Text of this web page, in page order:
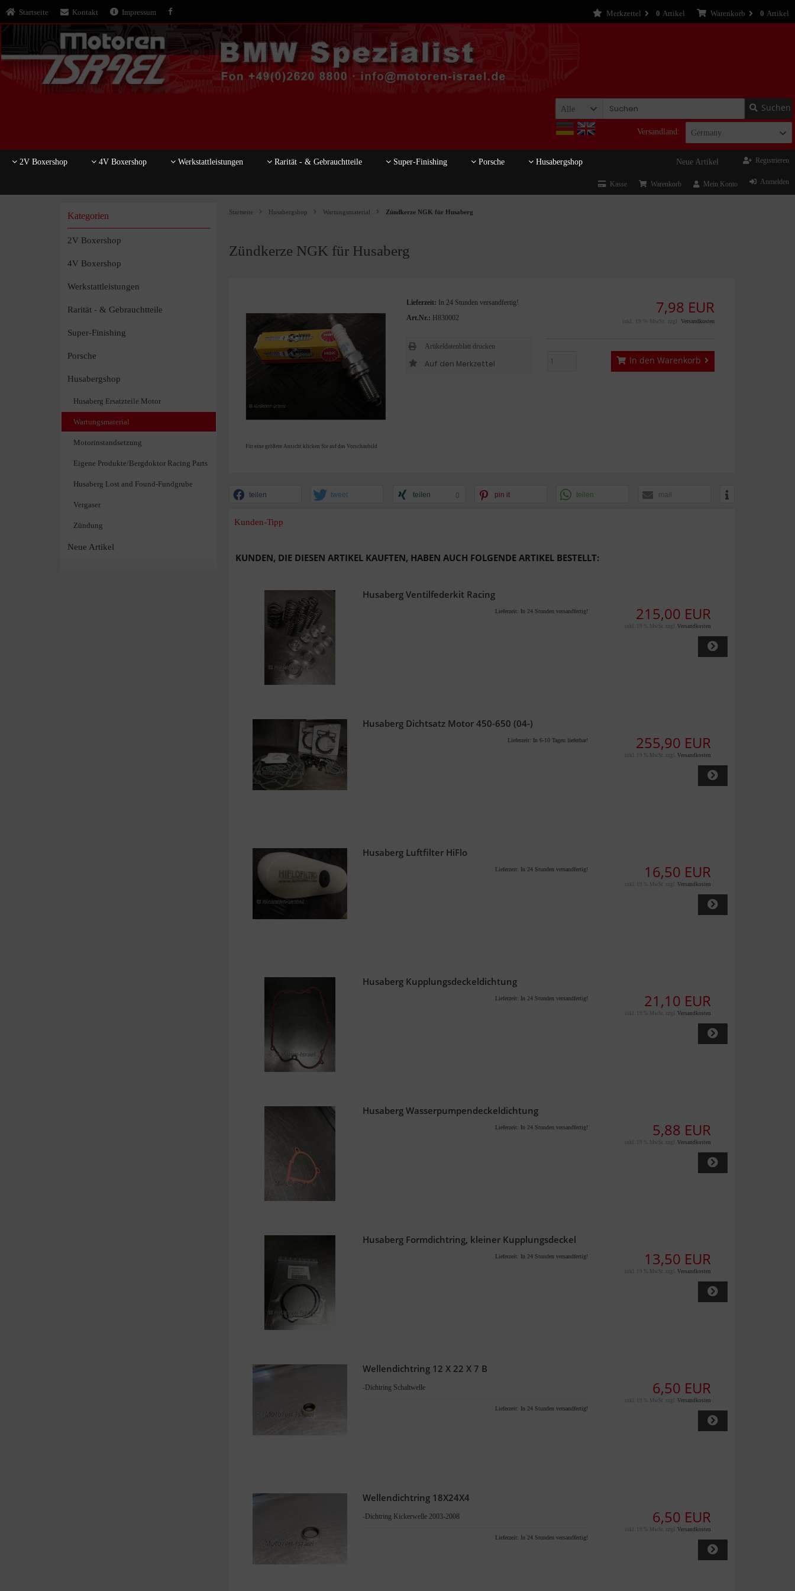
Startseite Kontakt Impressum Warenkorb 0 Artikel
Merkzettel 0 Artikel
Alle Suchen
Versandland: Germany
2V Boxershop 4V Boxershop Werkstattleistungen Rarität - & Gebrauchtteile Super-Finishing Porsche Husabergshop Neue Artikel Registrieren
Anmelden
Mein Konto
Warenkorb
Kasse
Startseite Husabergshop Wartungsmaterial Zündkerze NGK für Husaberg
Zündkerze NGK für Husaberg
Für eine größere Ansicht klicken Sie auf das Vorschaubild
7,98 EUR
inkl. 19 % MwSt. zzgl. Versandkosten
In den Warenkorb
Lieferzeit:
In 24 Stunden versandfertig!
Art.Nr.: H830002
Artikeldatenblatt drucken
teilen tweet teilen 0 pin it teilen mail
Kunden-Tipp
KUNDEN, DIE DIESEN ARTIKEL KAUFTEN, HABEN AUCH FOLGENDE ARTIKEL BESTELLT:
Husaberg Ventilfederkit Racing
Lieferzeit: In 24 Stunden versandfertig! 215,00 EUR
inkl. 19 % MwSt. zzgl. Versandkosten
Husaberg Dichtsatz Motor 450-650 (04-)
Lieferzeit: In 6-10 Tagen lieferbar! 255,90 EUR
inkl. 19 % MwSt. zzgl. Versandkosten
Husaberg Luftfilter HiFlo
Lieferzeit: In 24 Stunden versandfertig! 16,50 EUR
inkl. 19 % MwSt. zzgl. Versandkosten
Husaberg Kupplungsdeckeldichtung
Lieferzeit: In 24 Stunden versandfertig! 21,10 EUR
inkl. 19 % MwSt. zzgl. Versandkosten
Husaberg Wasserpumpendeckeldichtung
Lieferzeit: In 24 Stunden versandfertig! 5,88 EUR
inkl. 19 % MwSt. zzgl. Versandkosten
Husaberg Formdichtring, kleiner Kupplungsdeckel
Lieferzeit: In 24 Stunden versandfertig! 13,50 EUR
inkl. 19 % MwSt. zzgl. Versandkosten
Wellendichtring 12 X 22 X 7 B
-Dichtring Schaltwelle
Lieferzeit: In 24 Stunden versandfertig!
6,50 EUR
inkl. 19 % MwSt. zzgl. Versandkosten
Wellendichtring 18X24X4
-Dichtring Kickerwelle 2003-2008
Lieferzeit: In 24 Stunden versandfertig!
6,50 EUR
inkl. 19 % MwSt. zzgl. Versandkosten
Kategorien
2V Boxershop
4V Boxershop
Werkstattleistungen
Rarität - & Gebrauchtteile
Super-Finishing
Porsche
Husabergshop
Husaberg Ersatzteile Motor
Wartungsmaterial
Motorinstandsetzung
Eigene Produkte/Bergdoktor Racing Parts
Husaberg Lost and Found-Fundgrube
Vergaser
Zündung
Neue Artikel